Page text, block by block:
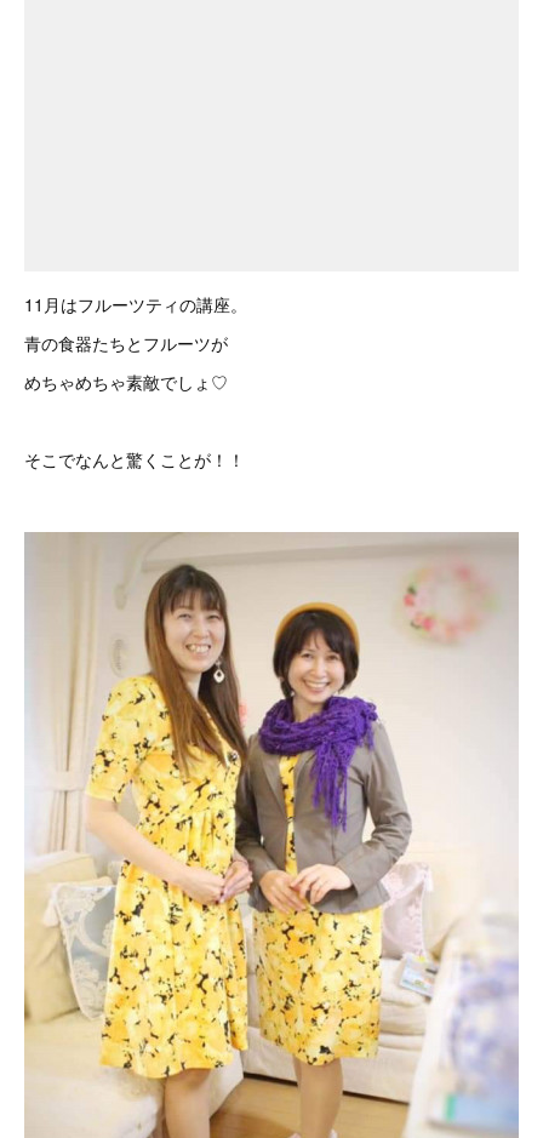
11月はフルーツティの講座。
青の食器たちとフルーツが
めちゃめちゃ素敵でしょ♡
そこでなんと驚くことが！！